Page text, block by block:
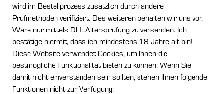
Dieser Artikel steht derzeit nicht zur Verfügung!
wird im Bestellprozess zusätzlich durch andere
Prüfmethoden verifiziert. Des weiteren behalten wir uns vor,
Ware nur mittels DHL-Altersprüfung zu versenden. Ich
bestätige hiermit, dass ich mindestens 18 Jahre alt bin!
Diese Website verwendet Cookies, um Ihnen die
bestmögliche Funktionalität bieten zu können. Wenn Sie
damit nicht einverstanden sein sollten, stehen Ihnen folgende
Funktionen nicht zur Verfügung: